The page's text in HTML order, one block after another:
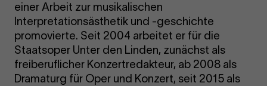
einer Arbeit zur musikalischen
Interpretationsästhetik und -geschichte
promovierte. Seit 2004 arbeitet er für die
Staatsoper Unter den Linden, zunächst als
freiberuflicher Konzertredakteur, ab 2008 als
Dramaturg für Oper und Konzert, seit 2015 als